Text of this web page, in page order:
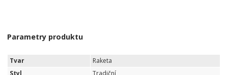
Parametry produktu
Tvar
Raketa
Styl
Tradiční